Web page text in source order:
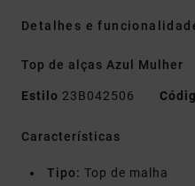
Detalhes e
Top de alças Azul Mulher
Estilo 23B042506
Características
Tipo: Top de malha